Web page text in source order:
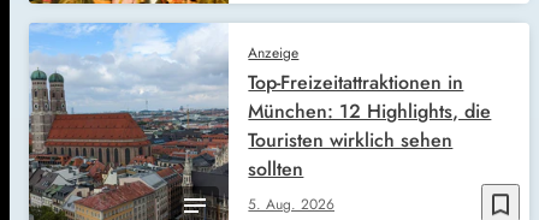
bookmark_border
Anzeige
5. Aug. 2026
Top-Freizeitattraktionen in
München: 12 Highlights, die
Touristen wirklich sehen
sollten